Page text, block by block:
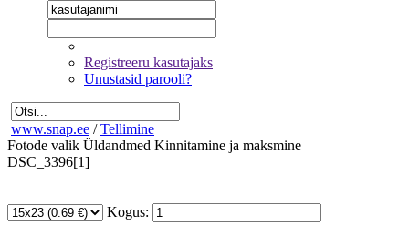
Registreeru kasutajaks
Unustasid parooli?
www.snap.ee / Tellimine
Fotode valik Üldandmed Kinnitamine ja maksmine
DSC_3396[1]
Kogus: